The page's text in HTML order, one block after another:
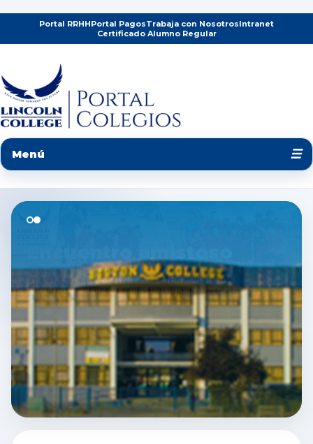
Portal RRHHPortal PagosTrabaja con NosotrosIntranet
Certificado Alumno Regular
Menú ☰
Lincoln College La